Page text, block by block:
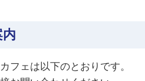
フェは以下のとおりです。